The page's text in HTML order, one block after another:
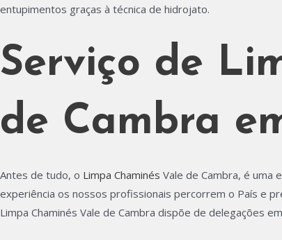
entupimentos graças à técnica de hidrojato.
Serviço de
de Cambra
Antes de tudo, o Limpa Chaminés Vale de Cambra, é uma
experiência os nossos profissionais percorrem o País e
Limpa Chaminés Vale de Cambra dispõe de delegações